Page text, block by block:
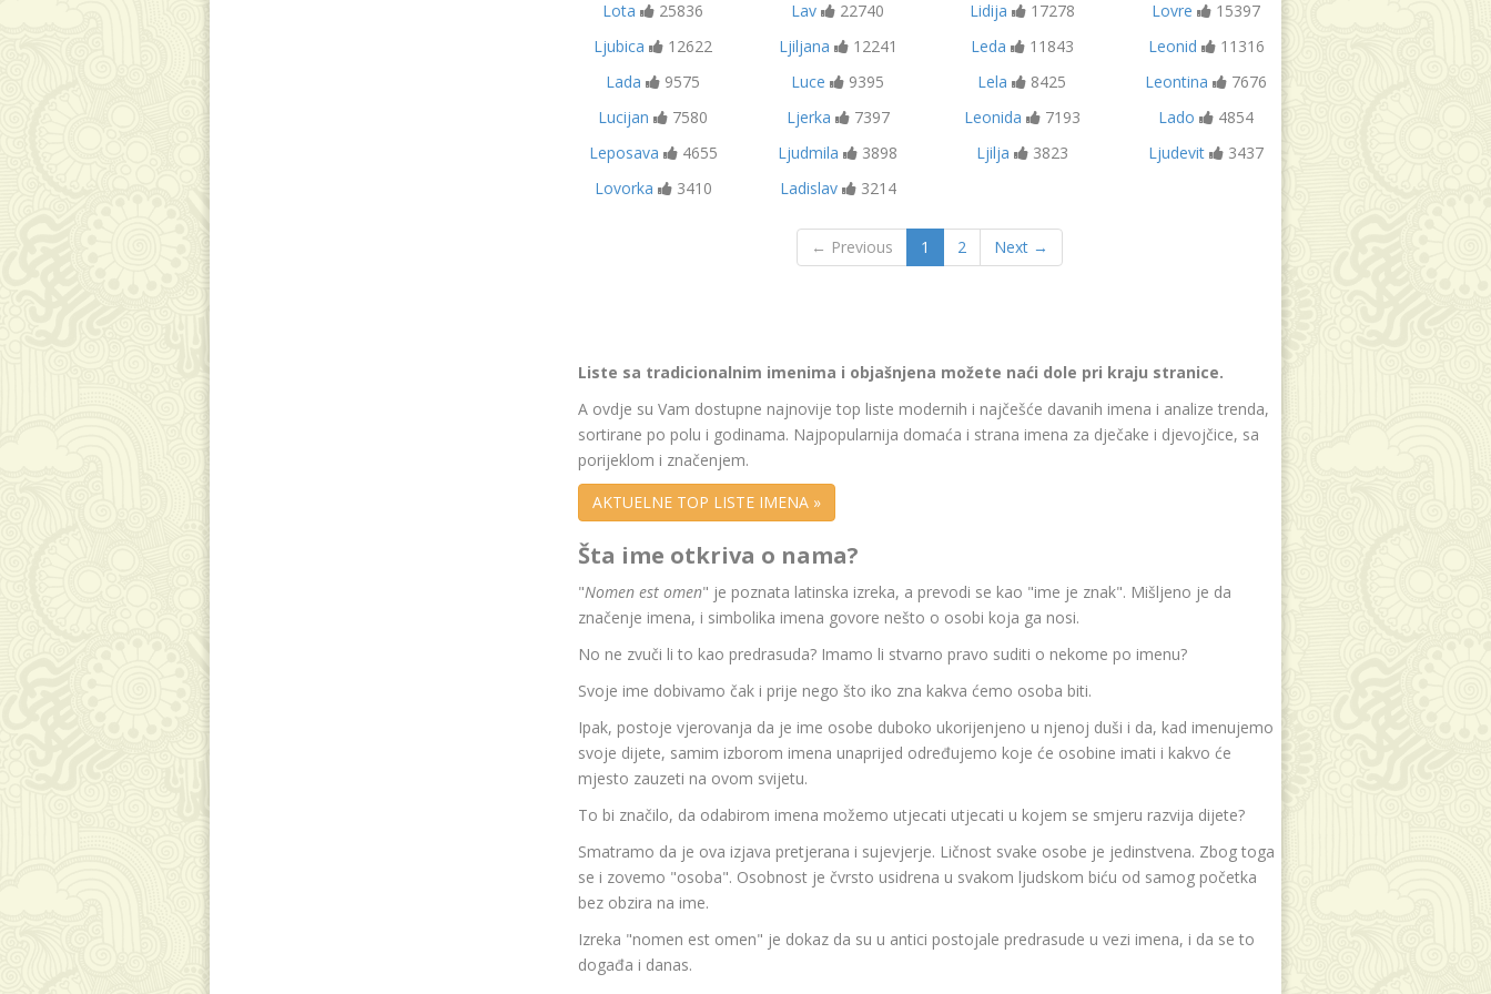
Lota 25836 Lav 22740 Lidija 17278 Lovre
15397
Ljubica
12622 Ljiljana 12241 Leda 11843 Leonid
11316
Lada
9575 Luce 9395 Lela 8425 Leontina
7676
Lucijan
7580 Ljerka 7397 Leonida 7193 Lado
4854
Leposava
4655 Ljudmila 3898 Ljilja 3823 Ljudevit
3437
Lovorka
3410 Ladislav 3214
← Previous 1 2 Next →
Liste sa tradicionalnim imenima i objašnjena možete naći dole pri kraju stranice.
A ovdje su Vam dostupne najnovije top liste modernih i najčešće davanih imena i analize trenda,
sortirane po polu i godinama. Najpopularnija domaća i strana imena za dječake i djevojčice, sa
porijeklom i značenjem.
AKTUELNE TOP LISTE IMENA »
Šta ime otkriva o nama?
"Nomen est omen" je poznata latinska izreka, a prevodi se kao "ime je znak". Mišljeno je da
značenje imena, i simbolika imena govore nešto o osobi koja ga nosi.
No ne zvuči li to kao predrasuda? Imamo li stvarno pravo suditi o nekome po imenu?
Svoje ime dobivamo čak i prije nego što iko zna kakva ćemo osoba biti.
Ipak, postoje vjerovanja da je ime osobe duboko ukorijenjeno u njenoj duši i da, kad imenujemo
svoje dijete, samim izborom imena unaprijed određujemo koje će osobine imati i kakvo će
mjesto zauzeti na ovom svijetu.
To bi značilo, da odabirom imena možemo utjecati utjecati u kojem se smjeru razvija dijete?
Smatramo da je ova izjava pretjerana i sujevjerje. Ličnost svake osobe je jedinstvena. Zbog toga
se i zovemo "osoba". Osobnost je čvrsto usidrena u svakom ljudskom biću od samog početka
bez obzira na ime.
Izreka "nomen est omen" je dokaz da su u antici postojale predrasude u vezi imena, i da se to
događa i danas.